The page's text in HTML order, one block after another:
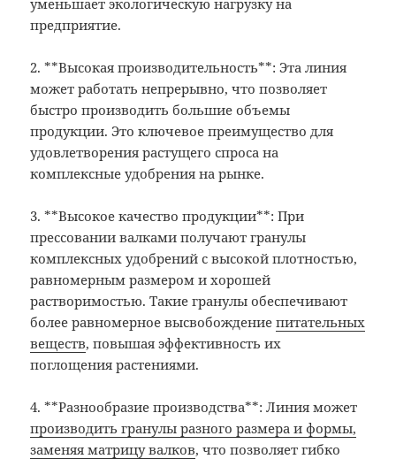
предприятие.
2. **Высокая производительность**: Эта линия
может работать непрерывно, что позволяет
быстро производить большие объемы
продукции. Это ключевое преимущество для
удовлетворения растущего спроса на
комплексные удобрения на рынке.
3. **Высокое качество продукции**: При
прессовании валками получают гранулы
комплексных удобрений с высокой плотностью,
равномерным размером и хорошей
растворимостью. Такие гранулы обеспечивают
более равномерное высвобождениепитательных
веществ, повышая эффективность их
поглощения растениями.
4. **Разнообразие производства**: Линия может
производить гранулы разного размера и формы,
заменяя матрицу валков, что позволяет гибко